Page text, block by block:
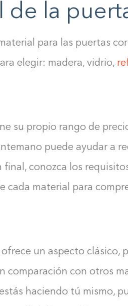
de la
para las puertas
elegir: madera, vidrio,
su propio rango de
puede ayudar a
final, conozca los
cada material para
un aspecto clásico,
comparación con otros
haciendo tú mismo,